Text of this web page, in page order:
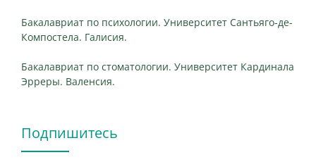
Бакалавриат по психологии. Университет Сантьяго-де-
Компостела. Галисия.
Бакалавриат по стоматологии. Университет Кардинала
Эрреры. Валенсия.
Подпишитесь